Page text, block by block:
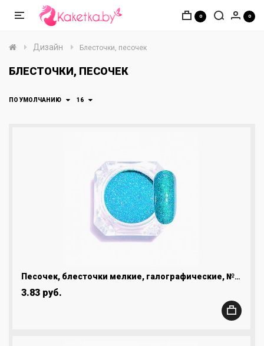
0 0
Дизайн Блесточки, песочек
БЛЕСТОЧКИ, ПЕСОЧЕК
ПО УМОЛЧАНИЮ 16
Песочек, блесточки мелкие, галографические, №14
3.83 руб.